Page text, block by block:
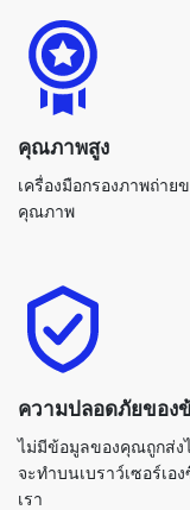
คุณภาพสูง
เครื่องมือกรองภาพถ่าย
คุณภาพ
ความปลอดภัยของ
ไม่มีข้อมูลของคุณถูกส่ง
จะทำบนเบราว์เซอร์เอ
เรา